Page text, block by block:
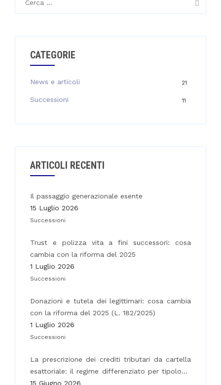
CATEGORIE
News e articoli 21
Successioni 11
ARTICOLI RECENTI
Il passaggio generazionale esente
15 Luglio 2026
Successioni
Trust e polizza vita a fini successori: cosa
cambia con la riforma del 2025
1 Luglio 2026
Successioni
Donazioni e tutela dei legittimari: cosa cambia
con la riforma del 2025 (L. 182/2025)
1 Luglio 2026
Successioni
La prescrizione dei crediti tributari da cartella
esattoriale: il regime differenziato per tipologia
di credito
15 Giugno 2026